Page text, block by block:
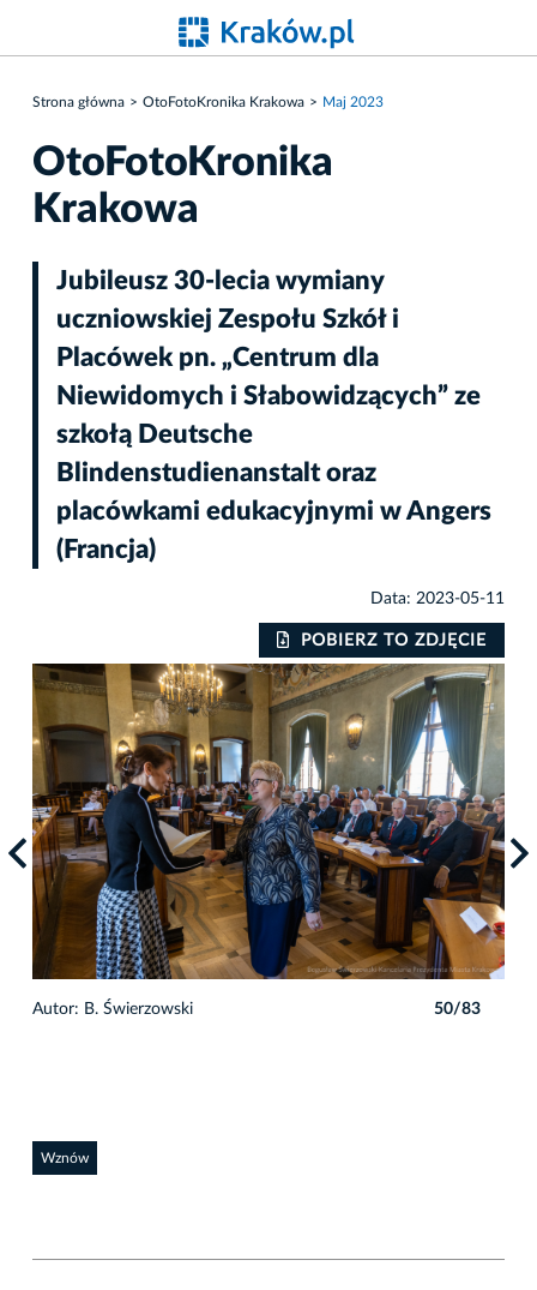
Strona główna OtoFotoKronika Krakowa Maj 2023
OtoFotoKronika
Krakowa
Jubileusz 30-lecia wymiany
uczniowskiej Zespołu Szkół i
Placówek pn. „Centrum dla
Niewidomych i Słabowidzących” ze
szkołą Deutsche
Blindenstudienanstalt oraz
placówkami edukacyjnymi w Angers
(Francja)
Data: 2023-05-11
POBIERZ TO ZDJĘCIE
Autor: B. Świerzowski 50/83
Wznów